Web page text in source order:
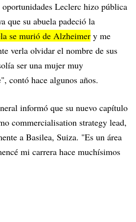
Leclerc hizo pública
que su abuela padeció la
se murió de Alzheimer y me
verla olvidar el nombre de sus
ser una mujer muy
contó hace algunos años.
informó que su nuevo capítulo
commercialisation strategy lead,
a Basilea, Suiza. "Es un área
mi carrera hace muchísimos